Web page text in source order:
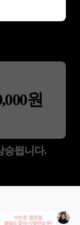
원
승됩니다.